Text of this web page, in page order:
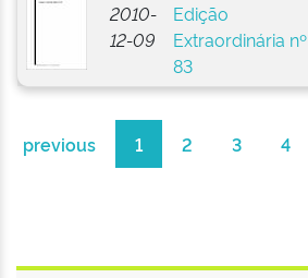
2010-
12-09
Edição
Extraordinária nº
83
previous 1 2 3 4